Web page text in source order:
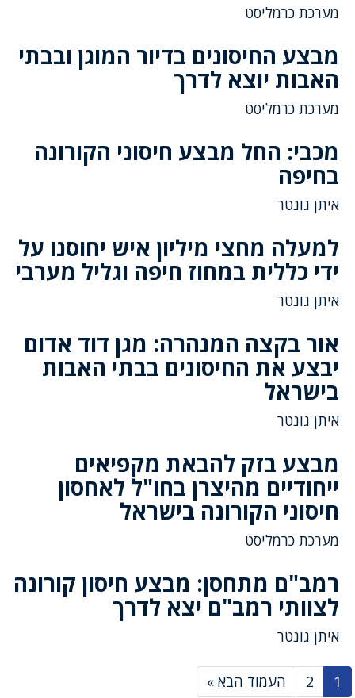
מערכת כרמליסט
מבצע החיסונים בדיור המוגן ובבתי
האבות יוצא לדרך
מערכת כרמליסט
מכבי: החל מבצע חיסוני הקורונה
בחיפה
איתן גונטר
למעלה מחצי מיליון איש יחוסנו על
ידי כללית במחוז חיפה וגליל מערבי
איתן גונטר
אור בקצה המנהרה: מגן דוד אדום
יבצע את החיסונים בבתי האבות
בישראל
איתן גונטר
מבצע בזק להבאת מקפיאים
ייחודיים מהיצרן בחו"ל לאחסון
חיסוני הקורונה בישראל
מערכת כרמליסט
רמב"ם מתחסן: מבצע חיסון קורונה
לצוותי רמב"ם יצא לדרך
איתן גונטר
1
2 העמוד הבא »